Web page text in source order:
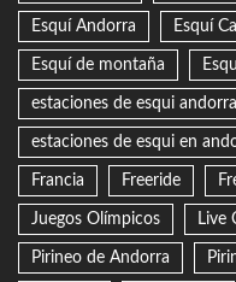
Esquí Andorra Esquí
Esquí de montaña
estaciones de esqui andorra
estaciones de esqui en
Francia Freeride
Juegos Olímpicos Live
Pirineo de Andorra